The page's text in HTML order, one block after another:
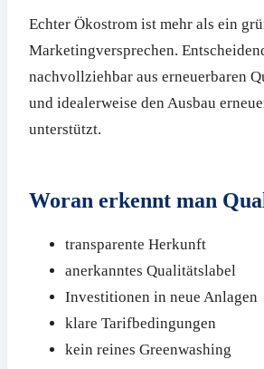
Echter Ökostrom ist mehr als ein
Marketingversprechen.
nachvollziehbar aus erneuerbaren
und idealerweise den Ausbau
unterstützt.
Woran erkennt man
transparente Herkunft
anerkanntes Qualitätslabel
Investitionen in neue Anlagen
klare Tarifbedingungen
kein reines Greenwashing